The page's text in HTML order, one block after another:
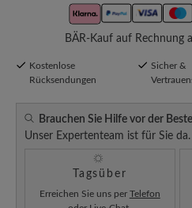
BÄR-Kauf auf Rechnung
Kostenlose
Rücksendungen
Sicher &
Brauchen Sie Hilfe vor der
Unser Expertenteam ist für Sie da.
Tagsüber
Erreichen Sie uns per Telefon